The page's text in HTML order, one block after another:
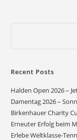
Recent Posts
Halden Open 2026 –
Damentag 2026 –
Birkenhauer Charity
Erneuter Erfolg beim
Erlebe Weltklasse-